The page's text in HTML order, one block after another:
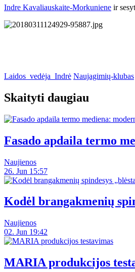
Indre Kavaliauskaite-Morkuniene ir
Laidos_vedėja_Indrė Naujagimių-klubas
Skaityti daugiau
Fasado apdaila termo
Naujienos
26. Jun 15:57
Kodėl brangakmenių
Naujienos
02. Jun 19:42
MARIA produkcijos